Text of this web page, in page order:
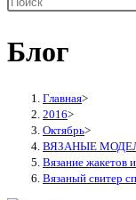
Блог
Главная>
2016>
Октябрь>
ВЯЗАНЫЕ
Вязание жакетов
Вязаный свитер